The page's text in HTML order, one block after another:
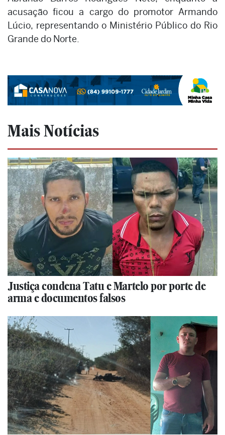
acusação ficou a cargo do promotor Armando
Lúcio, representando o Ministério Público do Rio
Grande do Norte.
Mais Notícias
Justiça condena Tatu e Martelo por porte de
arma e documentos falsos